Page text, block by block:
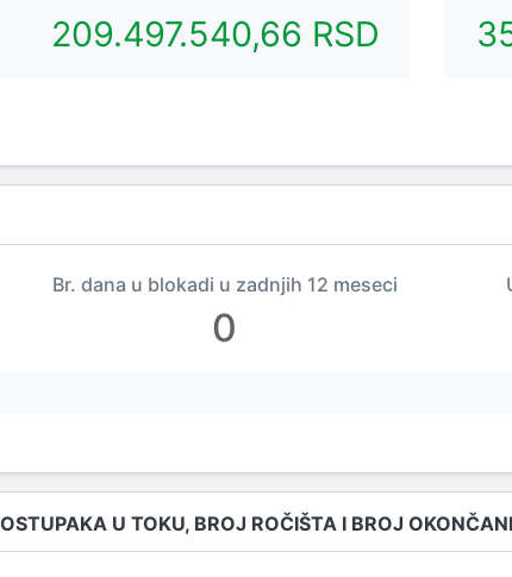
209.497.540,66 RSD
Br. dana u blokadi u zadnjih 12 meseci
0
U TOKU, BROJ ROČIŠTA I BROJ